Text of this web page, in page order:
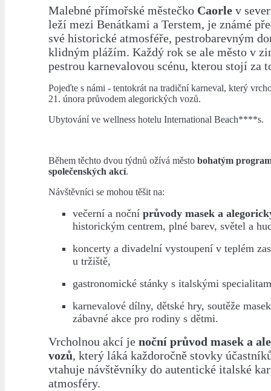
Malebné přímořské městečko Caorle v
leží mezi Benátkami a Terstem, je známé
své historické atmosféře, pestrobarevným
klidným plážím. Každý rok se ale město v
pestrou karnevalovou scénu, kterou stojí za
Pojeďte s námi - tentokrát na tradiční karneval, který
21. února průvodem alegorických vozů.
Ubytování ve wellness hotelu International Beach****s.
Během těchto dvou týdnů ožívá město bohatým
společenských akcí.
Návštěvníci se mohou těšit na:
večerní a noční průvody masek a
historickým centrem, plné barev, světel a
koncerty a divadelní vystoupení v teplém
u tržiště,
gastronomické stánky s italskými
karnevalové dílny, dětské hry, soutěže
zábavné akce pro rodiny s dětmi.
Vrcholnou akcí je noční průvod masek a
vozů, který láká každoročně stovky
vtahuje návštěvníky do autentické italské
atmosféry.